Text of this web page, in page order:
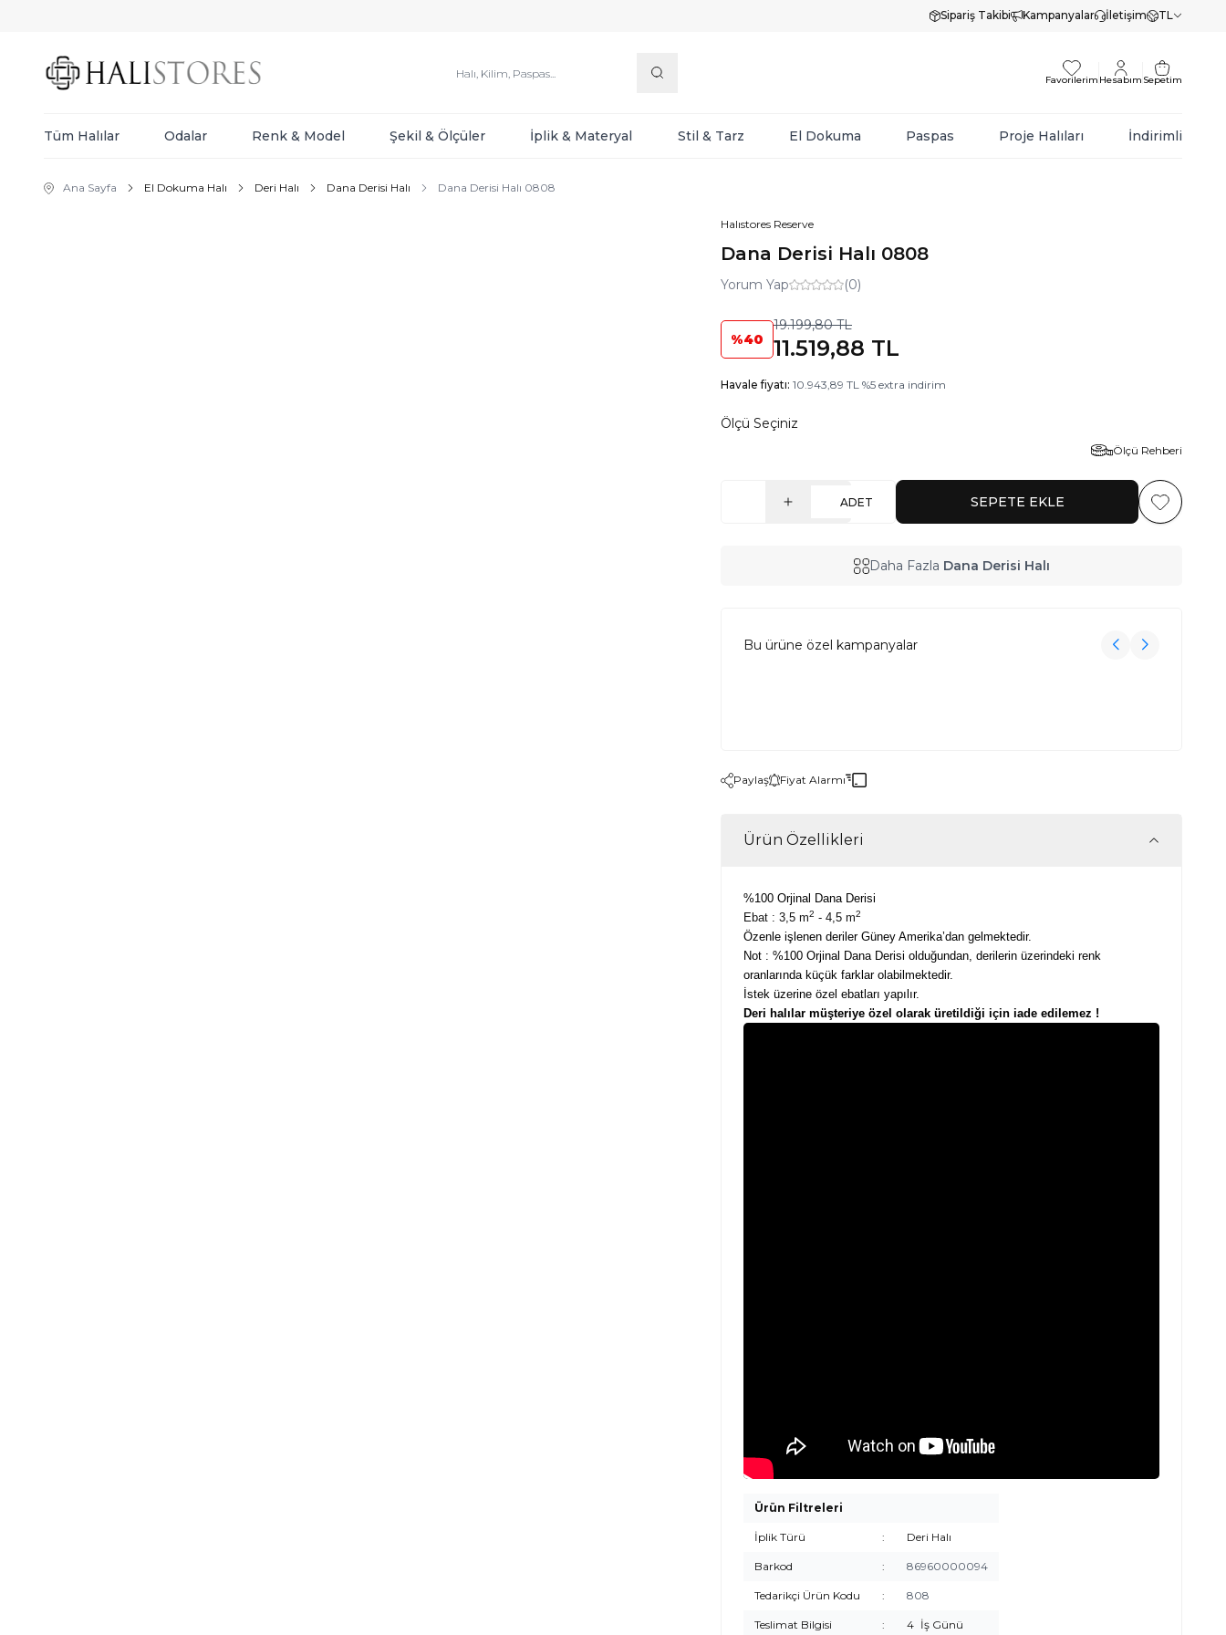
Sipariş Takibi Kampanyalar İletişim TL
Favorilerim Hesabım Sepetim
Tüm Halılar Odalar Renk & Model Şekil & Ölçüler İplik & Materyal Stil & Tarz El Dokuma Paspas Proje Halıları İndirimli
Ana Sayfa El Dokuma Halı Deri Halı Dana Derisi Halı Dana Derisi Halı 0808
Halıstores Reserve
Dana Derisi Halı 0808
Yorum Yap (0)
%40
19.199,80TL
11.519,88 TL
Havale fiyatı: 10.943,89 TL %5 extra indirim
Ölçü Seçiniz
Ölçü Rehberi
ADET SEPETE EKLE Favoriye
Daha Fazla Dana Derisi Halı
Bu ürüne özel kampanyalar
Paylaş Fiyat Alarmı
Ürün Özellikleri
%100 Orjinal Dana Derisi
Ebat : 3,5 m2 - 4,5 m2
Özenle işlenen deriler Güney Amerika’dan gelmektedir.
Not : %100 Orjinal Dana Derisi olduğundan, derilerin üzerindeki renk
oranlarında küçük farklar olabilmektedir.
İstek üzerine özel ebatları yapılır.
Deri halılar müşteriye özel olarak üretildiği için iade edilemez !
Ürün Filtreleri
İplik Türü : Deri Halı
Barkod : 86960000094
Tedarikçi Ürün Kodu : 808
Teslimat Bilgisi : 4 İş Günü